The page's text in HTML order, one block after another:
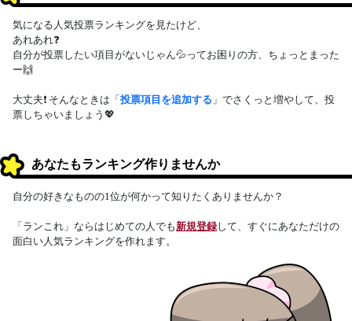
気になる人気投票ランキングを見たけど、
あれあれ❓
自分が投票したい項目がないじゃん💦ってお困りの方、ちょっとまった
ー🙌
大丈夫❗ そんなときは「投票項目を追加する 」でさくっと増やして、投
票しちゃいましょう💖
あなたもランキング作りませんか
自分の好きなものの1位が何かって知りたくありませんか？
「ランこれ」ならはじめての人でも新規登録して、すぐにあなただけの
面白い人気ランキングを作れます。